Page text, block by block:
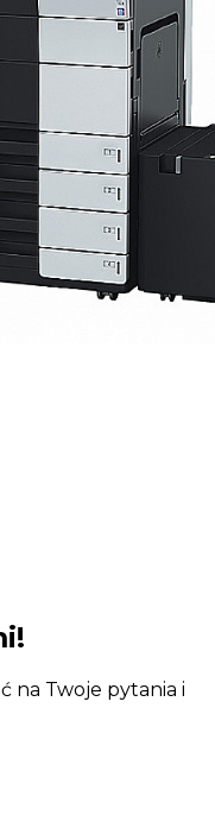
na Twoje pytania i